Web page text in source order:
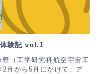
験記 vol.1
（工学研究科航空宇宙工
月から5月にかけて、ア